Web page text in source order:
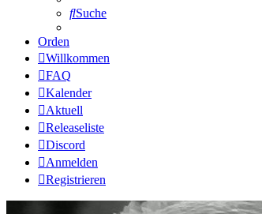
Suche
Orden
Willkommen
FAQ
Kalender
Aktuell
Releaseliste
Discord
Anmelden
Registrieren